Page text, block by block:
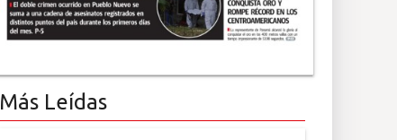
Más Leídas